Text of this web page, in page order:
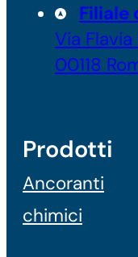
Filiale
Via
00118
Prodotti
Ancoranti
chimici